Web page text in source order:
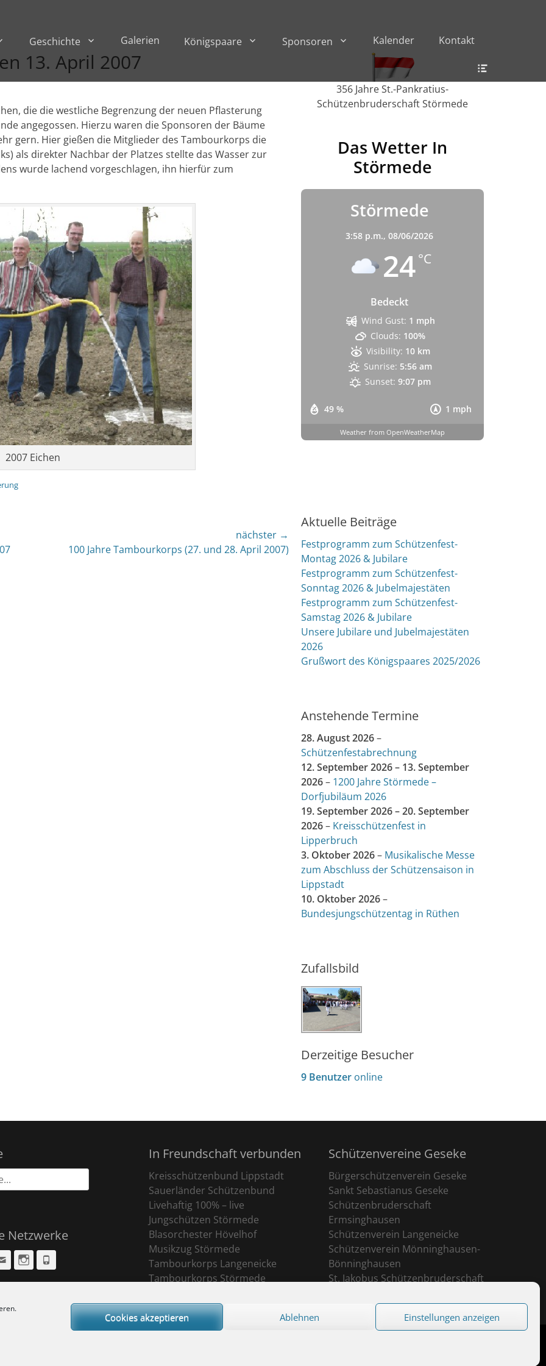
Cookies akzeptieren Ablehnen Einstellungen anzeigen
Geschichte Galerien Königspaare Sponsoren Kalender Kontakt
13. April 2007
die die westliche Begrenzung der neuen Pflasterung
angegossen. Hierzu waren die Sponsoren der Bäume
gern. Hier gießen die Mitglieder des Tambourkorps die
als direkter Nachbar der Platzes stellte das Wasser zur
wurde lachend vorgeschlagen, ihn hierfür zum
2007 Eichen
nächster →
nächster100 Jahre Tambourkorps (27. und 28. April 2007)
356 Jahre St.-Pankratius-
Schützenbruderschaft Störmede
Das Wetter In
Störmede
Störmede
3:58 p.m., 08/06/2026
24°C
Bedeckt
49 % 1 mph
Wind Gust: 1 mph
Clouds: 100%
Visibility: 10 km
Sunrise: 5:56 am
Sunset: 9:07 pm
Weather from OpenWeatherMap
Aktuelle Beiträge
Festprogramm zum Schützenfest-
Montag 2026 & Jubilare
Festprogramm zum Schützenfest-
Sonntag 2026 & Jubelmajestäten
Festprogramm zum Schützenfest-
Samstag 2026 & Jubilare
Unsere Jubilare und Jubelmajestäten
2026
Grußwort des Königspaares 2025/2026
Anstehende Termine
28. August 2026–
Schützenfestabrechnung
12. September 2026– 13. September
2026– 1200 Jahre Störmede –
Dorfjubiläum 2026
19. September 2026–20. September
2026– Kreisschützenfest in
Lipperbruch
3. Oktober 2026– Musikalische Messe
zum Abschluss der Schützensaison in
Lippstadt
10. Oktober 2026–
Bundesjungschützentag in Rüthen
Zufallsbild
Derzeitige Besucher
9 Benutzer online
Netzwerke
Email Instagram
In Freundschaft verbunden
Kreisschützenbund Lippstadt
Sauerländer Schützenbund
Livehaftig 100% – live
Jungschützen Störmede
Blasorchester Hövelhof
Musikzug Störmede
Tambourkorps Langeneicke
Tambourkorps Störmede
Schützenvereine Geseke
Bürgerschützenverein Geseke
Sankt Sebastianus Geseke
Schützenbruderschaft
Ermsinghausen
Schützenverein Langeneicke
Schützenverein Mönninghausen-
Bönninghausen
St. Jakobus Schützenbruderschaft